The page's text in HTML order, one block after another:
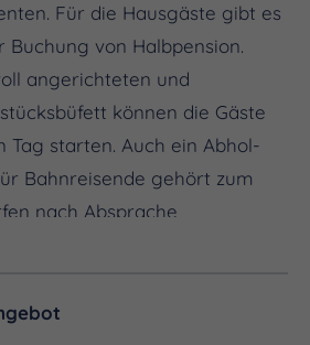
Für die Hausgäste gibt es
Buchung von Halbpension.
angerichteten und
können die Gäste
starten. Auch ein Abhol-
Bahnreisende gehört zum
nach Absprache